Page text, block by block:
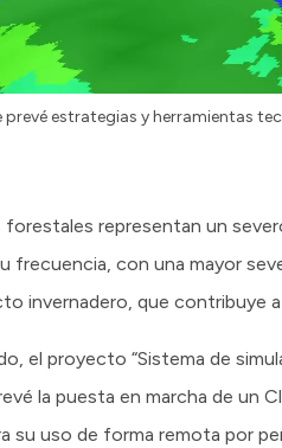
prevé estrategias y herramientas
representan un
frecuencia, con una mayor
invernadero, que contribuye
el proyecto “Sistema de
la puesta en marcha de un
su uso de forma remota por